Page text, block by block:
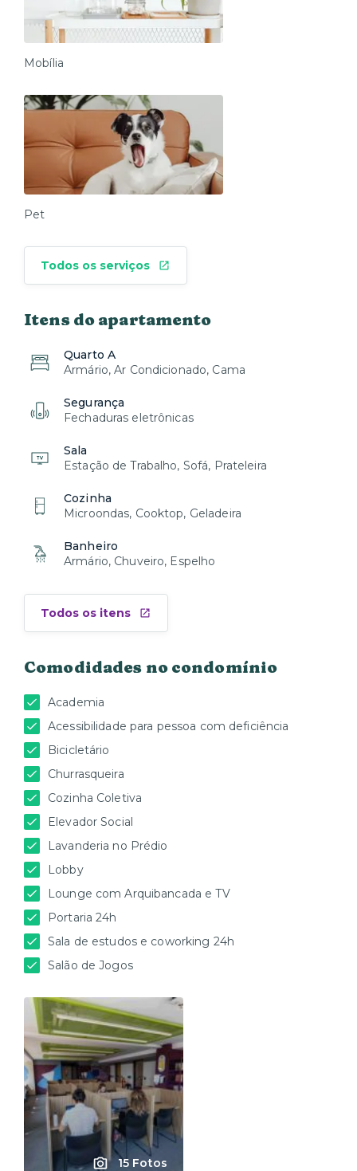
Mobília
Pet
Todos os serviços
Itens do apartamento
Quarto A
Armário, Ar Condicionado, Cama
Segurança
Fechaduras eletrônicas
Sala
Estação de Trabalho, Sofá, Prateleira
Cozinha
Microondas, Cooktop, Geladeira
Banheiro
Armário, Chuveiro, Espelho
Todos os itens
Comodidades no condomínio
Academia
Acessibilidade para pessoa com deficiência
Bicicletário
Churrasqueira
Cozinha Coletiva
Elevador Social
Lavanderia no Prédio
Lobby
Lounge com Arquibancada e TV
Portaria 24h
Sala de estudos e coworking 24h
Salão de Jogos
15 Fotos